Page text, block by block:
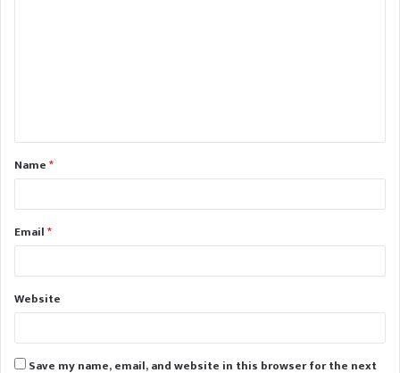
t
*Name*
Email*
Website
Save my name, email, and website in this browser for the next